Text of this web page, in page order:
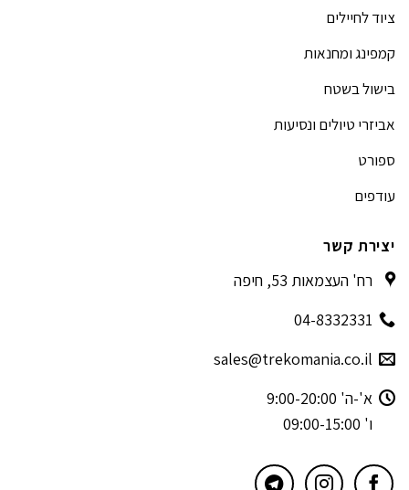
ציוד לחיילים
קמפינג ומחנאות
בישול בשטח
אביזרי טיולים ונסיעות
ספורט
עודפים
יצירת קשר
רח' העצמאות 53, חיפה
04-8332331
sales@trekomania.co.il
א'-ה' 9:00-20:00
ו' 09:00-15:00